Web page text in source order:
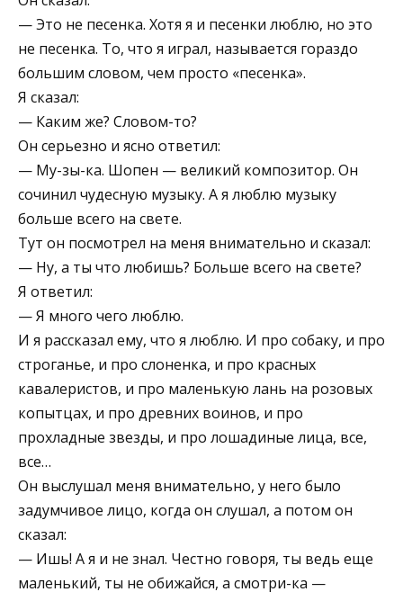
— Это не песенка. Хотя я и песенки люблю, но это
не песенка. То, что я играл, называется гораздо
большим словом, чем просто «песенка».
Я сказал:
— Каким же? Словом-то?
Он серьезно и ясно ответил:
— Му-зы-ка. Шопен — великий композитор. Он
сочинил чудесную музыку. А я люблю музыку
больше всего на свете.
Тут он посмотрел на меня внимательно и сказал:
— Ну, а ты что любишь? Больше всего на свете?
Я ответил:
— Я много чего люблю.
И я рассказал ему, что я люблю. И про собаку, и про
строганье, и про слоненка, и про красных
кавалеристов, и про маленькую лань на розовых
копытцах, и про древних воинов, и про
прохладные звезды, и про лошадиные лица, все,
все…
Он выслушал меня внимательно, у него было
задумчивое лицо, когда он слушал, а потом он
сказал:
— Ишь! А я и не знал. Честно говоря, ты ведь еще
маленький, ты не обижайся, а смотри-ка —